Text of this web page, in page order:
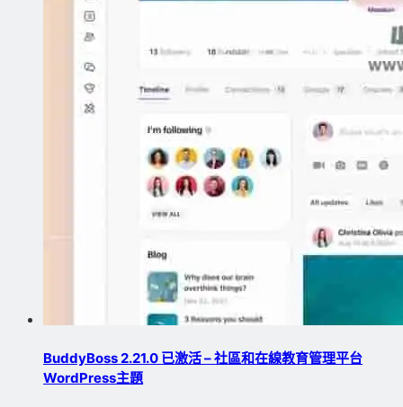
BuddyBoss 2.21.0 已激活 – 社區和在線教育管理平台
WordPress主題